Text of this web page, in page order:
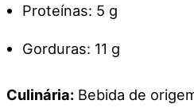
Proteínas: 5 g
Gorduras: 11 g
Culinária: Bebida de